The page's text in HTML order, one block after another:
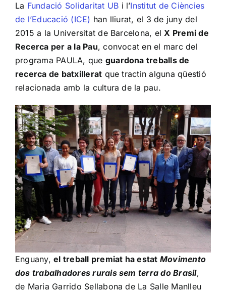
La Fundació Solidaritat UB i l’Institut de Ciències
de l’Educació (ICE) han lliurat, el 3 de juny del
2015 a la Universitat de Barcelona, elX Premi de
Recerca per a la Pau, convocat en el marc del
programa PAULA, que guardona treballs de
recerca de batxillerat que tractin alguna qüestió
relacionada amb la cultura de la pau.
Enguany,el treball premiat ha estat Movimento
dos trabalhadores rurais sem terra do Brasil,
de Maria Garrido Sellabona de La Salle Manlleu